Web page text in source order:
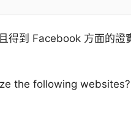
得到 Facebook 方面的證
the following